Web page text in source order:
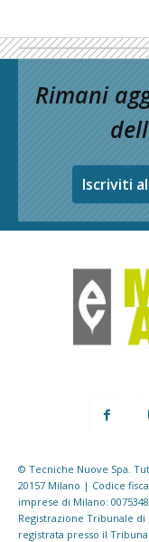
Rimani
Iscriviti
© Tecniche Nuove Spa.
20157 Milano | Codice
imprese di Milano:
Registrazione Tribunale
registrata presso il